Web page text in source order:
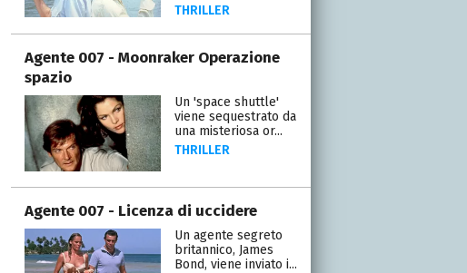
THRILLER
Agente 007 - Moonraker Operazione
spazio
Un 'space shuttle'
viene sequestrato da
una misteriosa or...
THRILLER
Agente 007 - Licenza di uccidere
Un agente segreto
britannico, James
Bond, viene inviato i...